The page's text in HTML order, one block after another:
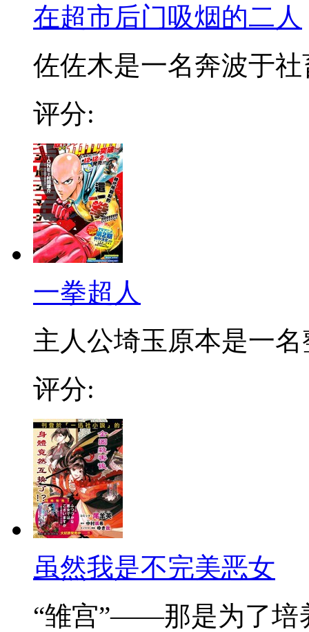
在超市后门吸烟的二人
佐佐木是一名奔波于社
评分:
一拳超人
主人公埼玉原本是一名
评分:
虽然我是不完美恶女
“雏宫”——那是为了培